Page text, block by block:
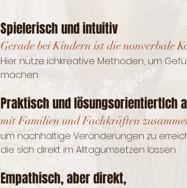
Spielerisch und intuitiv​
Gerade bei Kindern ist die nonverbale
Hier nutze ich​​kreative Methoden, um
machen.​​​​​​​​
Praktisch und lösungsorientiert​​Ich
mit Familien und Fachkräften
um nachhaltige​​ Veränderungen zu
die sich direkt im Alltag​​umsetzen lassen.​​​​​
Empathisch, aber direkt,​​